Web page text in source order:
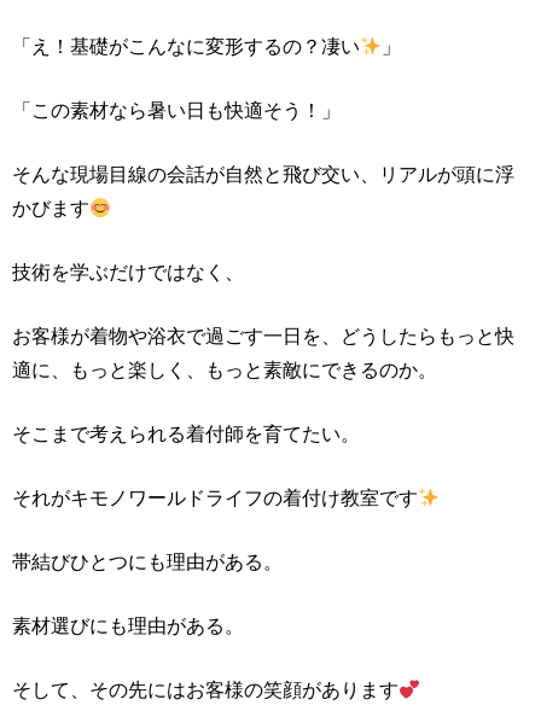
「え！基礎がこんなに変形するの？凄い 」
「この素材なら暑い日も快適そう！」
そんな現場目線の会話が自然と飛び交い、リアルが頭に浮
かびます
技術を学ぶだけではなく、
お客様が着物や浴衣で過ごす一日を、どうしたらもっと快
適に、もっと楽しく、もっと素敵にできるのか。
そこまで考えられる着付師を育てたい。
それがキモノワールドライフの着付け教室です
帯結びひとつにも理由がある。
素材選びにも理由がある。
そして、その先にはお客様の笑顔があります